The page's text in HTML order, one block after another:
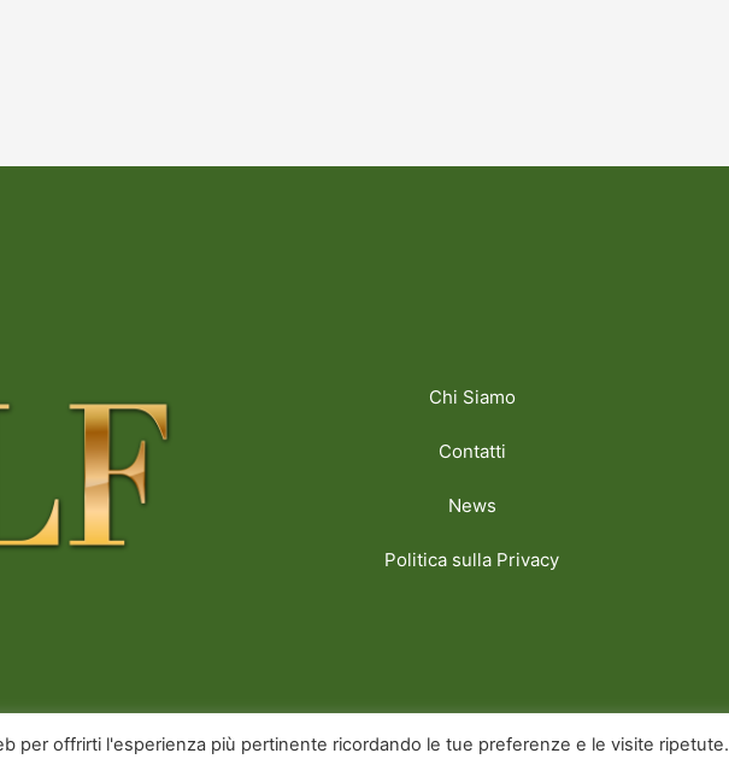
Chi Siamo
Contatti
News
Politica sulla Privacy
| Powered by Golfpeoplemag
per offrirti l'esperienza più pertinente ricordando le tue preferenze e le visite ripetute.